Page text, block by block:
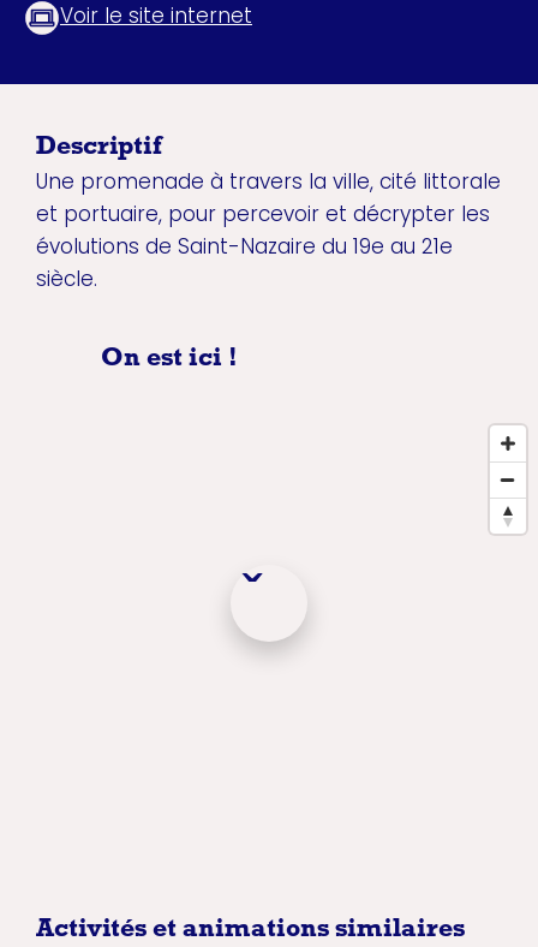
Voir le site internet
Descriptif
Une promenade à travers la ville, cité littorale
et portuaire, pour percevoir et décrypter les
évolutions de Saint-Nazaire du 19e au 21e
siècle.
On est ici !
Activités et animations similaires